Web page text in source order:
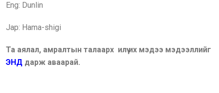
Eng: Dunlin
Jap: Hama-shigi
Та аялал, амралтын талаарх илүү их мэдээ мэдээллийг
ЭНД дарж аваарай.